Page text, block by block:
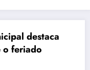
destaca
o feriado